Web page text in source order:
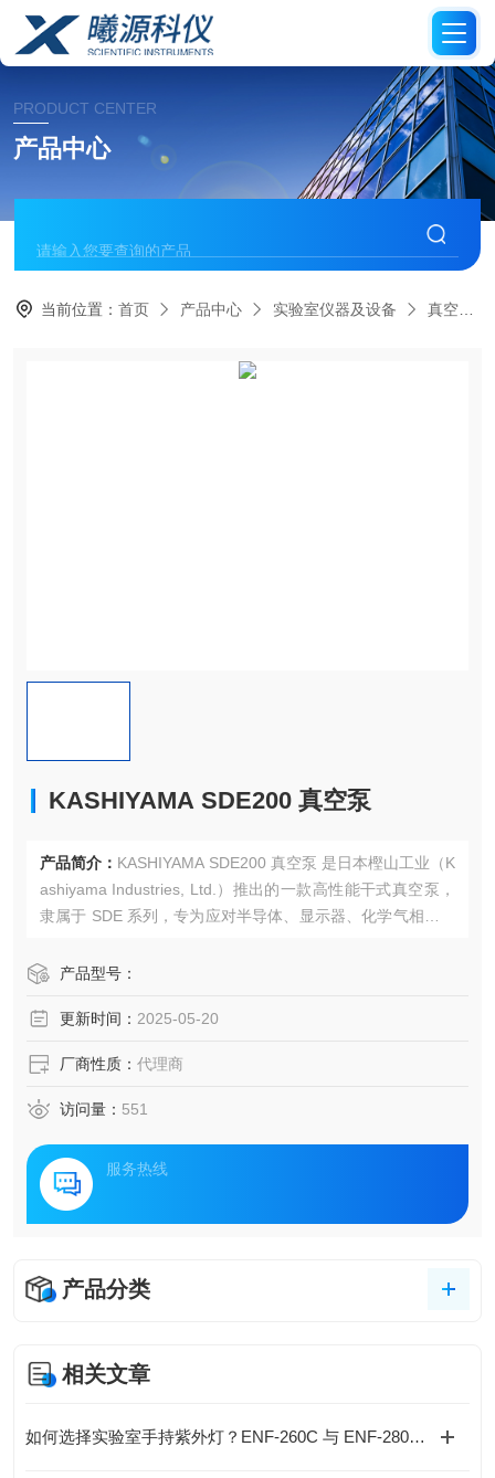
PRODUCT CENTER
产品中心
当前位置：首页 产品中心 实验室仪器及设备 真空泵
KASHIYAMA SDE200 真空泵
产品简介： KASHIYAMA SDE200 真空泵 是日本樫山工业（K
ashiyama Industries, Ltd.）推出的一款高性能干式真空泵，
隶属于 SDE 系列，专为应对半导体、显示器、化学气相沉积
产品型号：
更新时间： 2025-05-20
厂商性质： 代理商
访问量： 551
服务热线
产品分类
相关文章
如何选择实验室手持紫外灯？ENF-260C 与 ENF-280C 的技术对比与选型建议